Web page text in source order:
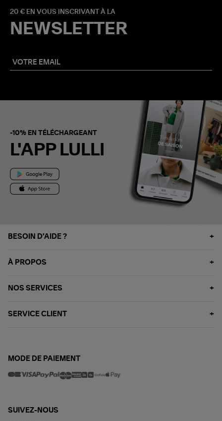
20 € EN VOUS INSCRIVANT À LA
NEWSLETTER
-10% EN TÉLÉCHARGEANT
L'APP LULLI
BESOIN D'AIDE ?
À PROPOS
NOS SERVICES
SERVICE CLIENT
MODE DE PAIEMENT
SUIVEZ-NOUS